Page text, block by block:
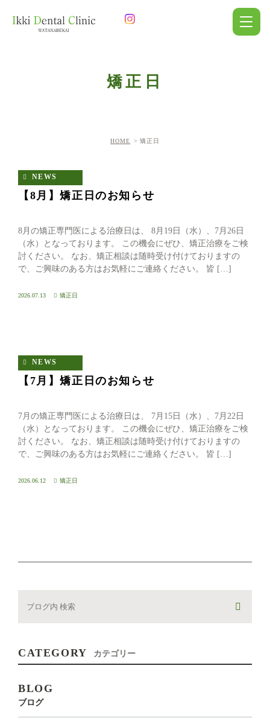
矯正日
HOME 矯正日
NEWS
【8月】矯正日のお知らせ
8月の矯正専門医による治療日は、 8月19日（水）、7月26日
（水）となっております。 この機会にぜひ、矯正治療をご検
討ください。 なお、矯正相談は随時受け付けておりますの
で、ご興味のある方はお気軽にご連絡ください。 皆 […]
2026.07.13 矯正日
NEWS
【7月】矯正日のお知らせ
7月の矯正専門医による治療日は、 7月15日（水）、7月22日
（水）となっております。 この機会にぜひ、矯正治療をご検
討ください。 なお、矯正相談は随時受け付けておりますの
で、ご興味のある方はお気軽にご連絡ください。 皆 […]
2026.06.12 矯正日
CATEGORY カテゴリー
BLOG
ブログ